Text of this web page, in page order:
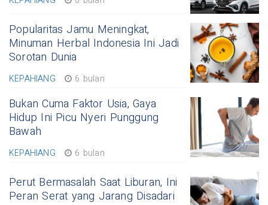
Popularitas Jamu Meningkat,
Minuman Herbal Indonesia Ini Jadi
Sorotan Dunia
KEPAHIANG 6 bulan
Bukan Cuma Faktor Usia, Gaya
Hidup Ini Picu Nyeri Punggung
Bawah
KEPAHIANG 6 bulan
Perut Bermasalah Saat Liburan, Ini
Peran Serat yang Jarang Disadari